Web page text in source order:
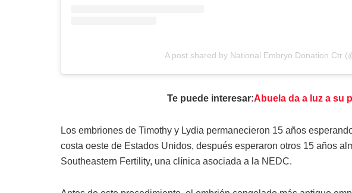
A post shared by National Embryo Donation Ctr
Te puede interesar:Abuela da a luz a su
Los embriones de Timothy y Lydia permanecieron 15 años
costa oeste de Estados Unidos, después esperaron otros 15 años
Southeastern Fertility, una clínica asociada a la NEDC.